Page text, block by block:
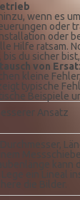
wenn es
oder
oder
Hilfe ratsam.
bis du sicher
von
kleine
typische
Beispiele
Ansatz
Durchmesser,
kann
Lege ein Lineal
die Bilder.